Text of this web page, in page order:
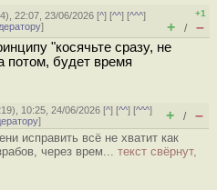
), 22:07, 23/06/2026 [^] [^^] [^^^]
]
+1
+ / –
"косячьте сразу, не
потом, будет время
), 10:25, 24/06/2026 [^] [^^] [^^^]
] + / –
исправить всё не хватит как
через врем... текст свёрнут,